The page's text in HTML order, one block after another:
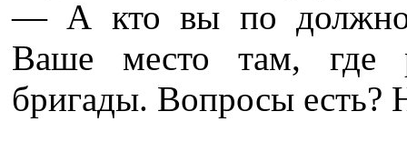
— А кто вы по
Ваше место там, где
бригады. Вопросы есть?